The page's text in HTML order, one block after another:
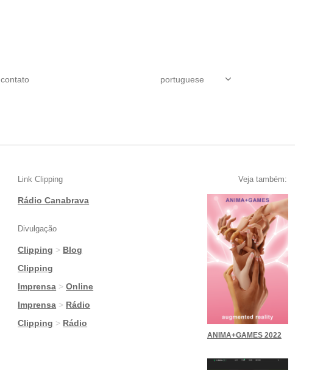
contato
Link Clipping
Rádio Canabrava
Divulgação
Clipping > Blog
|Clipping
|Imprensa >Online
|Imprensa > Rádio
|Clipping > Rádio
Veja também:
ANIMA+GAMES 2022